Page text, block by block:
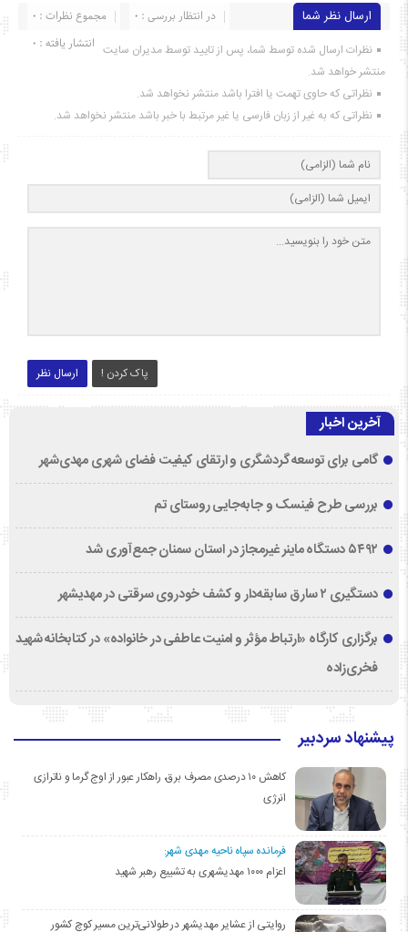
ارسال نظر شما مجموع نظرات : 0
در انتظار بررسی : 0
انتشار یافته : ۰ نظرات ارسال شده توسط شما، پس از تایید توسط مدیران سایت
منتشر خواهد شد.
نظراتی که حاوی تهمت یا افترا باشد منتشر نخواهد شد.
نظراتی که به غیر از زبان فارسی یا غیر مرتبط با خبر باشد منتشر نخواهد شد.
ارسال نظر پاک کردن !
آخرین اخبار
گامی برای توسعه گردشگری و ارتقای کیفیت فضای شهری مهدی‌شهر
بررسی طرح فینسک و جابه‌جایی روستای تم
۵۴۹۲ دستگاه ماینر غیرمجاز در استان سمنان جمع‌آوری شد
دستگیری ۲ سارق سابقه‌دار و کشف خودروی سرقتی در مهدیشهر
برگزاری کارگاه «ارتباط مؤثر و امنیت عاطفی در خانواده» در کتابخانه شهید
فخری‌زاده
پیشنهاد سردبیر
کاهش ۱۰ درصدی مصرف برق، راهکار عبور از اوج گرما و ناترازی
انرژی
فرمانده سپاه ناحیه مهدی شهر:
اعزام ۱۰۰۰ مهدیشهری به تشییع رهبر شهید
روایتی از عشایر مهدیشهر در طولانی‌ترین مسیر کوچ کشور